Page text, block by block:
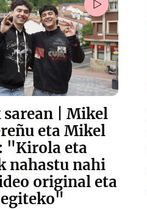
| Mikel
eta Mikel
"Kirola eta
nahastu nahi
original eta